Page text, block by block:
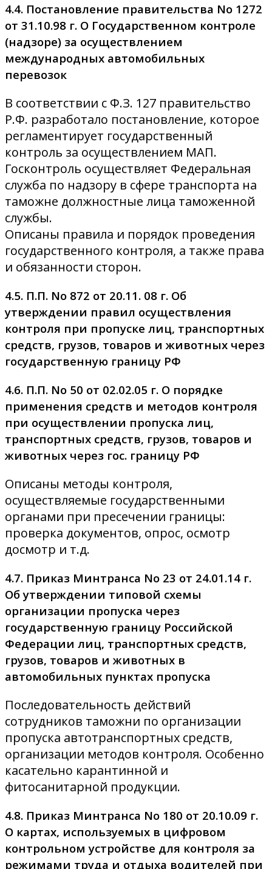
4.4. Постановление правительства No 1272
от 31.10.98 г. О Государственном контроле
(надзоре) за осуществлением
международных автомобильных
перевозок
В соответствии с Ф.З. 127 правительство
Р.Ф. разработало постановление, которое
регламентирует государственный
контроль за осуществлением МАП.
Госконтроль осуществляет Федеральная
служба по надзору в сфере транспорта на
таможне должностные лица таможенной
службы.
Описаны правила и порядок проведения
государственного контроля, а также права
и обязанности сторон.
4.5. П.П. No 872 от 20.11. 08 г. Об
утверждении правил осуществления
контроля при пропуске лиц, транспортных
средств, грузов, товаров и животных через
государственную границу РФ
4.6. П.П. No 50 от 02.02.05 г. О порядке
применения средств и методов контроля
при осуществлении пропуска лиц,
транспортных средств, грузов, товаров и
животных через гос. границу РФ
Описаны методы контроля,
осуществляемые государственными
органами при пресечении границы:
проверка документов, опрос, осмотр
досмотр и т.д.
4.7. Приказ Минтранса No 23 от 24.01.14 г.
Об утверждении типовой схемы
организации пропуска через
государственную границу Российской
Федерации лиц, транспортных средств,
грузов, товаров и животных в
автомобильных пунктах пропуска
Последовательность действий
сотрудников таможни по организации
пропуска автотранспортных средств,
организации методов контроля. Особенно
касательно карантинной и
фитосанитарной продукции.
4.8. Приказ Минтранса No 180 от 20.10.09 г.
О картах, используемых в цифровом
контрольном устройстве для контроля за
режимами труда и отдыха водителей при